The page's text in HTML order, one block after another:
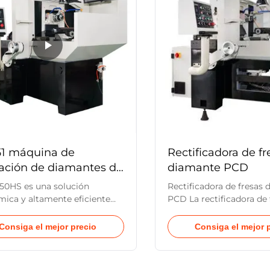
máquina de
de diamantes de
para el re-
con inserción de
es una solución
y altamente eficiente
incluidas PCD, PCBN,
insertos de carburo.
el mejor precio
Rectificadora de
diamante PCD
Rectificadora de fresas
PCD La rectificadora de
de forma económica y
herramientas de PCD,
fabrica y rectifica
Consiga el mejor